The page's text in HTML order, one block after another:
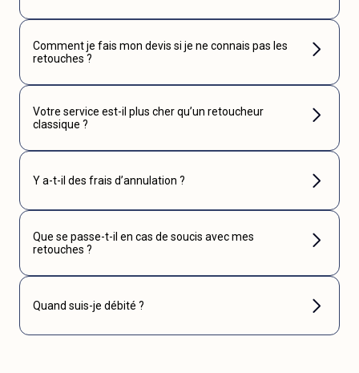
Comment je fais mon devis si je ne connais pas les
retouches ?
Votre service est-il plus cher qu’un retoucheur
classique ?
Y a-t-il des frais d’annulation ?
Que se passe-t-il en cas de soucis avec mes
retouches ?
Quand suis-je débité ?